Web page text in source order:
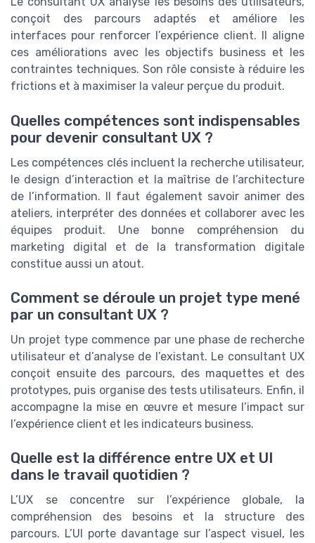
conçoit des parcours adaptés et améliore les
interfaces pour renforcer l’expérience client. Il aligne
ces améliorations avec les objectifs business et les
contraintes techniques. Son rôle consiste à réduire les
frictions et à maximiser la valeur perçue du produit.
Quelles compétences sont indispensables
pour devenir consultant UX ?
Les compétences clés incluent la recherche utilisateur,
le design d’interaction et la maîtrise de l’architecture
de l’information. Il faut également savoir animer des
ateliers, interpréter des données et collaborer avec les
équipes produit. Une bonne compréhension du
marketing digital et de la transformation digitale
constitue aussi un atout.
Comment se déroule un projet type mené
par un consultant UX ?
Un projet type commence par une phase de recherche
utilisateur et d’analyse de l’existant. Le consultant UX
conçoit ensuite des parcours, des maquettes et des
prototypes, puis organise des tests utilisateurs. Enfin, il
accompagne la mise en œuvre et mesure l’impact sur
l’expérience client et les indicateurs business.
Quelle est la différence entre UX et UI
dans le travail quotidien ?
L’UX se concentre sur l’expérience globale, la
compréhension des besoins et la structure des
parcours. L’UI porte davantage sur l’aspect visuel, les